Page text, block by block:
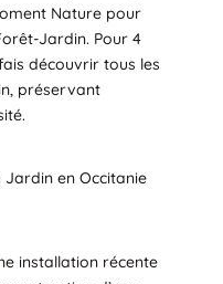
Nature pour
Jardin. Pour 4
découvrir tous les
préservant
Jardin en Occitanie
installation récente